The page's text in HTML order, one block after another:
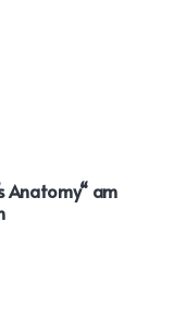
Anatomy“ am